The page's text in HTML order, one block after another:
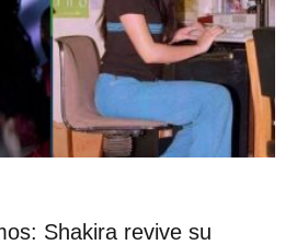
Shakira revive su